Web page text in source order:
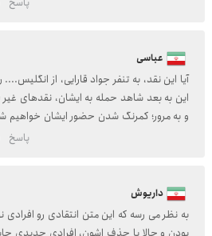
عباسی
آیا این نقد، به تنفر جواد قارایی، از
این به بعد شاهد حمله به ایشان، نقدهای غیر
و به مرور؛ کمرنگ شدن حضور ایشان خواهیم
پاسخ
داریوش
به نظر می رسه که این متن انتقادی رو افرادی